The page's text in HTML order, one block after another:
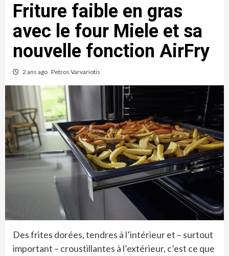
Friture faible en gras
avec le four Miele et sa
nouvelle fonction AirFry
2 ans ago Petros Varvariotis
Des frites dorées, tendres à l’intérieur et – surtout
important – croustillantes à l’extérieur, c’est ce que